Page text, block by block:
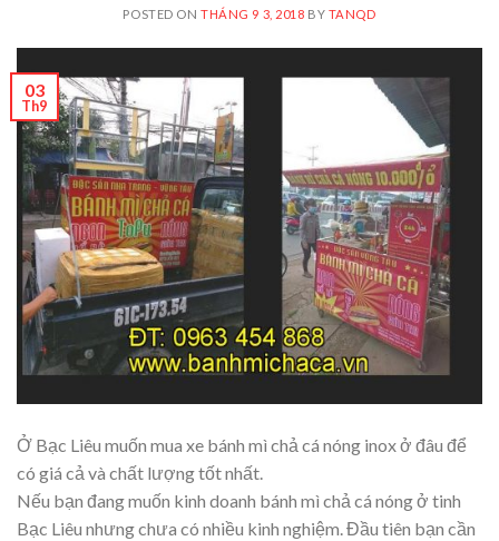
POSTED ONTHÁNG 9 3, 2018 BY TANQD
03
Th9
Ở Bạc Liêu muốn mua xe bánh mì chả cá nóng inox ở đâu để
có giá cả và chất lượng tốt nhất.
Nếu bạn đang muốn kinh doanh bánh mì chả cá nóng ở tinh
Bạc Liêu nhưng chưa có nhiều kinh nghiệm. Đầu tiên bạn cần